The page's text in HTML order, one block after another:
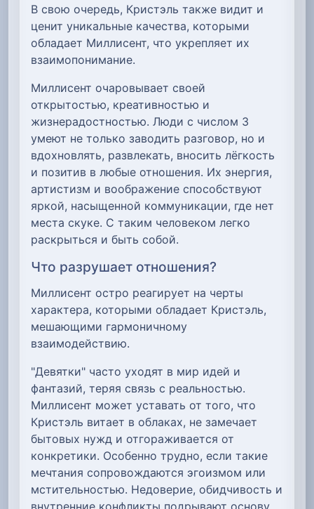
В свою очередь, Кристэль также видит и
ценит уникальные качества, которыми
обладает Миллисент, что укрепляет их
взаимопонимание.
Миллисент очаровывает своей
открытостью, креативностью и
жизнерадостностью. Люди с числом 3
умеют не только заводить разговор, но и
вдохновлять, развлекать, вносить лёгкость
и позитив в любые отношения. Их энергия,
артистизм и воображение способствуют
яркой, насыщенной коммуникации, где нет
места скуке. С таким человеком легко
раскрыться и быть собой.
Что разрушает отношения?
Миллисент остро реагирует на черты
характера, которыми обладает Кристэль,
мешающими гармоничному
взаимодействию.
"Девятки" часто уходят в мир идей и
фантазий, теряя связь с реальностью.
Миллисент может уставать от того, что
Кристэль витает в облаках, не замечает
бытовых нужд и отгораживается от
конкретики. Особенно трудно, если такие
мечтания сопровождаются эгоизмом или
мстительностью. Недоверие, обидчивость и
внутренние конфликты подрывают основу